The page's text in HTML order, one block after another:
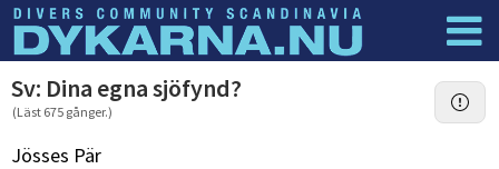
Dyknyheter Logga in
Sv: Dina egna sjöfynd?
(Läst 675 gånger.)
Jösses Pär